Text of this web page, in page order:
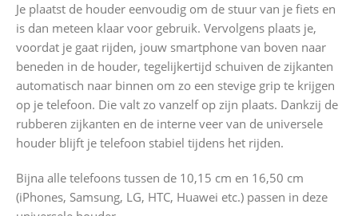
Je plaatst de houder eenvoudig om de stuur van je fiets en
is dan meteen klaar voor gebruik. Vervolgens plaats je,
voordat je gaat rijden, jouw smartphone van boven naar
beneden in de houder, tegelijkertijd schuiven de zijkanten
automatisch naar binnen om zo een stevige grip te krijgen
op je telefoon. Die valt zo vanzelf op zijn plaats. Dankzij de
rubberen zijkanten en de interne veer van de universele
houder blijft je telefoon stabiel tijdens het rijden.
Bijna alle telefoons tussen de 10,15 cm en 16,50 cm
(iPhones, Samsung, LG, HTC, Huawei etc.) passen in deze